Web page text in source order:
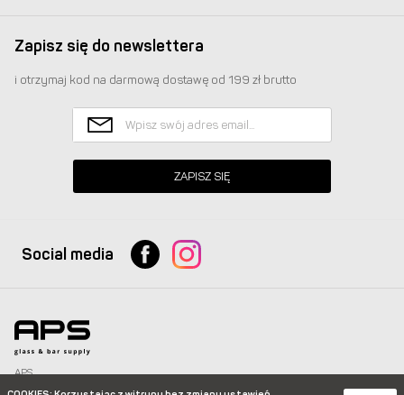
Zapisz się do newslettera
i otrzymaj kod na darmową dostawę od 199 zł brutto
ZAPISZ SIĘ
Social media
APS
Glass & Bar Supply Sp. z o.o. wszystkie prawa zastrzeżone.